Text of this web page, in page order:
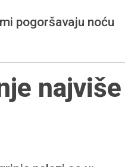
pogoršavaju noću
najviše